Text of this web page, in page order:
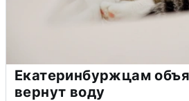
Екатеринбуржцам
вернут воду